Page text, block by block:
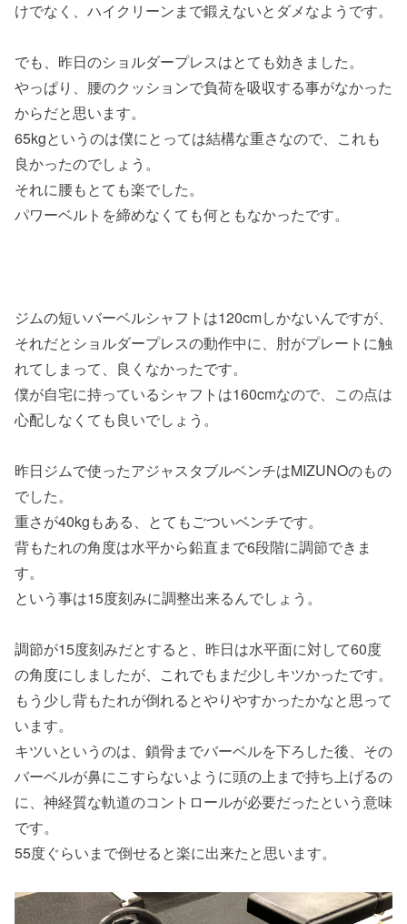
けでなく、ハイクリーンまで鍛えないとダメなようです。
でも、昨日のショルダープレスはとても効きました。
やっぱり、腰のクッションで負荷を吸収する事がなかった
からだと思います。
65kgというのは僕にとっては結構な重さなので、これも
良かったのでしょう。
それに腰もとても楽でした。
パワーベルトを締めなくても何ともなかったです。
ジムの短いバーベルシャフトは120cmしかないんですが、
それだとショルダープレスの動作中に、肘がプレートに触
れてしまって、良くなかったです。
僕が自宅に持っているシャフトは160cmなので、この点は
心配しなくても良いでしょう。
昨日ジムで使ったアジャスタブルベンチはMIZUNOのもの
でした。
重さが40kgもある、とてもごついベンチです。
背もたれの角度は水平から鉛直まで6段階に調節できま
す。
という事は15度刻みに調整出来るんでしょう。
調節が15度刻みだとすると、昨日は水平面に対して60度
の角度にしましたが、これでもまだ少しキツかったです。
もう少し背もたれが倒れるとやりやすかったかなと思って
います。
キツいというのは、鎖骨までバーベルを下ろした後、その
バーベルが鼻にこすらないように頭の上まで持ち上げるの
に、神経質な軌道のコントロールが必要だったという意味
です。
55度ぐらいまで倒せると楽に出来たと思います。